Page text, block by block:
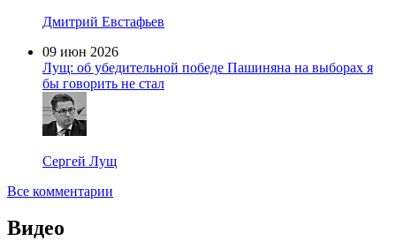
Дмитрий Евстафьев
09 июн 2026
Лущ: об убедительной победе Пашиняна на выборах я
бы говорить не стал
Сергей Лущ
Все комментарии
Видео